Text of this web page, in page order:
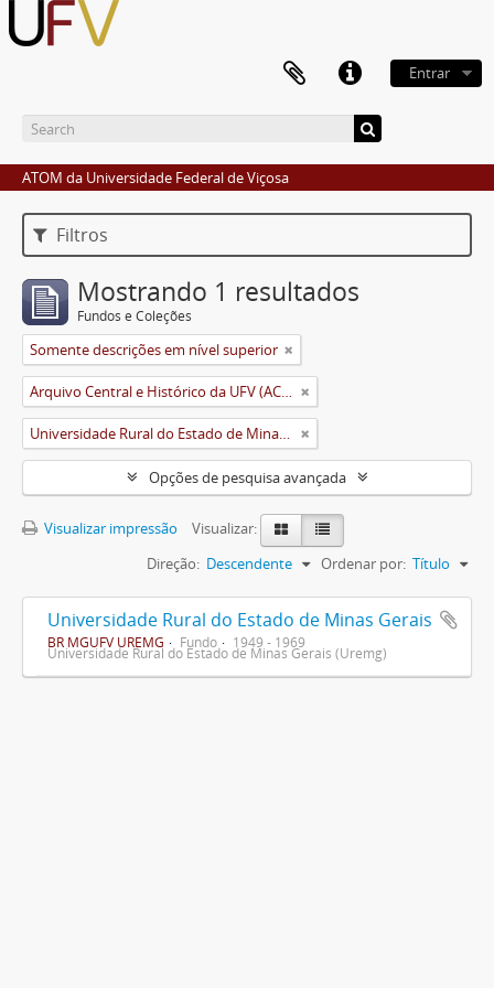
Entrar
ATOM da Universidade Federal de Viçosa
Filtros
Mostrando 1 resultados
Fundos e Coleções
Somente descrições em nível superior
Arquivo Central e Histórico da UFV (ACH-UFV)
Universidade Rural do Estado de Minas Gerais (Uremg)
Opções de pesquisa avançada
Visualizar impressão
Visualizar:
Ordenar por: Título
Direção: Descendente
Universidade Rural do Estado de Minas Gerais
BR MGUFV UREMG Fundo 1949 - 1969
Universidade Rural do Estado de Minas Gerais (Uremg)